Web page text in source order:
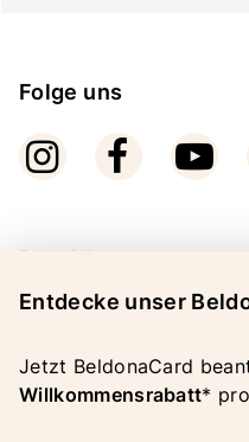
Folge uns
Bezahlarten
Entdecke unser
Jetzt BeldonaCard
Willkommensrabatt*